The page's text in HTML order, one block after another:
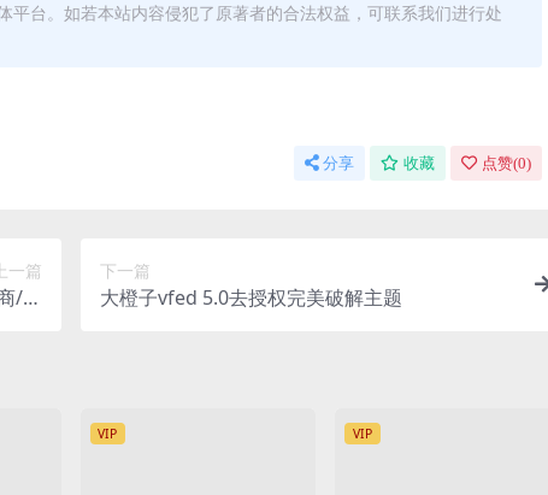
台。如若本站内容侵犯了原著者的合法权益，可联系我们进行处
分享 收藏 点赞(0)
上一篇
/冷
下一篇
大橙子vfed 5.0去授权完美破解主题
VIP VIP